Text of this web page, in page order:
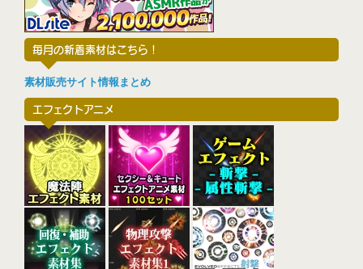
毎月の新着素材はこちら！
素材販売サイト情報まとめ
エフェクトアニメ